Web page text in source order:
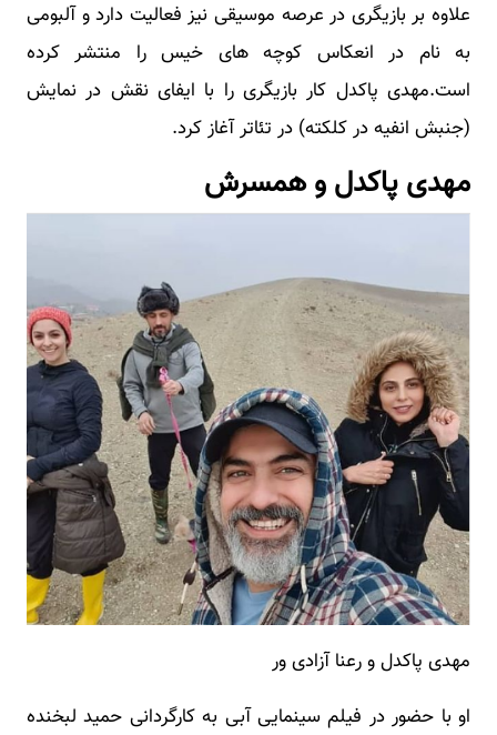
علاوه بر بازیگری در عرصه موسیقی نیز فعالیت دارد و آلبومی
به نام در انعکاس کوچه های خیس را منتشر کرده
است.مهدی پاکدل کار بازیگری را با ایفای نقش در نمایش
(جنبش انفیه در کلکته) در تئاتر آغاز کرد.
مهدی پاکدل و همسرش
مهدی پاکدل و رعنا آزادی ور
او با حضور در فیلم سینمایی آبی به کارگردانی حمید لبخنده